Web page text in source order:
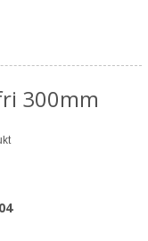
300mm